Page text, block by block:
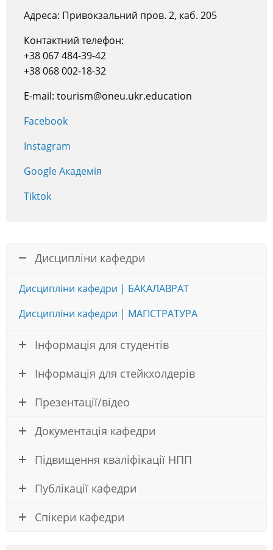
Адреса: Привокзальний пров. 2, каб. 205
Контактний телефон:
+38 067 484-39-42
+38 068 002-18-32
E-mail: tourism@oneu.ukr.education
Facebook
Instagram
Google Академія
Tiktok
Дисципліни кафедри
Дисципліни кафедри | БАКАЛАВРАТ
Дисципліни кафедри | МАГІСТРАТУРА
Інформація для студентів
Інформація для стейкхолдерів
Презентації/відео
Документація кафедри
Підвищення кваліфікації НПП
Публікації кафедри
Спікери кафедри